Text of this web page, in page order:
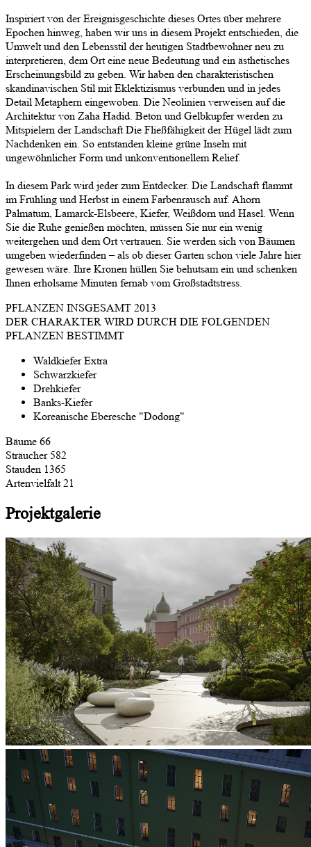
Inspiriert von der Ereignisgeschichte dieses Ortes über mehrere
Epochen hinweg, haben wir uns in diesem Projekt entschieden, die
Umwelt und den Lebensstil der heutigen Stadtbewohner neu zu
interpretieren, dem Ort eine neue Bedeutung und ein ästhetisches
Erscheinungsbild zu geben. Wir haben den charakteristischen
skandinavischen Stil mit Eklektizismus verbunden und in jedes
Detail Metaphern eingewoben. Die Neolinien verweisen auf die
Architektur von Zaha Hadid. Beton und Gelbkupfer werden zu
Mitspielern der Landschaft Die Fließfähigkeit der Hügel lädt zum
Nachdenken ein. So entstanden kleine grüne Inseln mit
ungewöhnlicher Form und unkonventionellem Relief.
In diesem Park wird jeder zum Entdecker. Die Landschaft flammt
im Frühling und Herbst in einem Farbenrausch auf. Ahorn
Palmatum, Lamarck-Elsbeere, Kiefer, Weißdorn und Hasel. Wenn
Sie die Ruhe genießen möchten, müssen Sie nur ein wenig
weitergehen und dem Ort vertrauen. Sie werden sich von Bäumen
umgeben wiederfinden – als ob dieser Garten schon viele Jahre hier
gewesen wäre. Ihre Kronen hüllen Sie behutsam ein und schenken
Ihnen erholsame Minuten fernab vom Großstadtstress.
PFLANZEN INSGESAMT 2013
DER CHARAKTER WIRD DURCH DIE FOLGENDEN
PFLANZEN BESTIMMT
Waldkiefer Extra
Schwarzkiefer
Drehkiefer
Banks-Kiefer
Koreanische Eberesche "Dodong"
Bäume 66
Sträucher 582
Stauden 1365
Artenvielfalt 21
Projektgalerie